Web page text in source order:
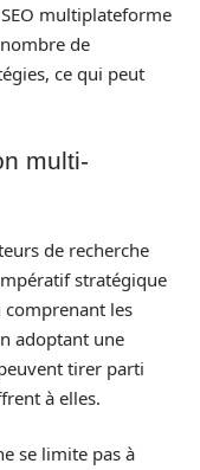
multiplateforme
de
ce qui peut
multi-
de recherche
stratégique
comprenant les
adoptant une
tirer parti
à elles.
se limite pas à